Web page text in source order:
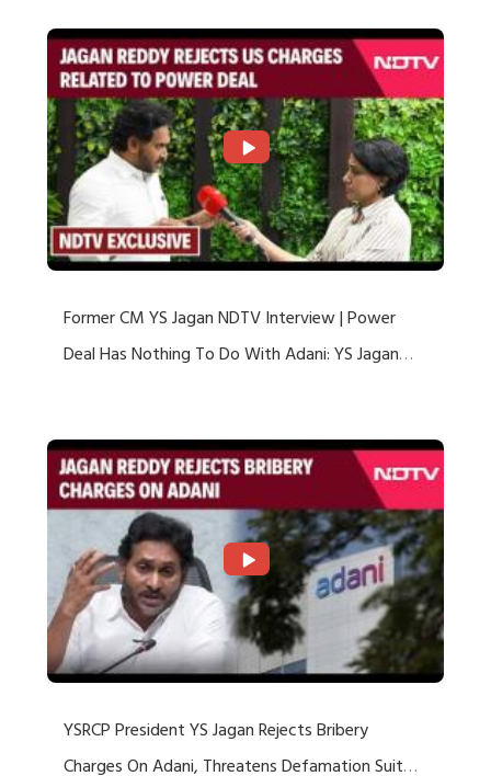
Former CM YS Jagan NDTV Interview | Power
Deal Has Nothing To Do With Adani: YS Jagan
YSRCP President YS Jagan Rejects Bribery
Charges On Adani, Threatens Defamation Suit